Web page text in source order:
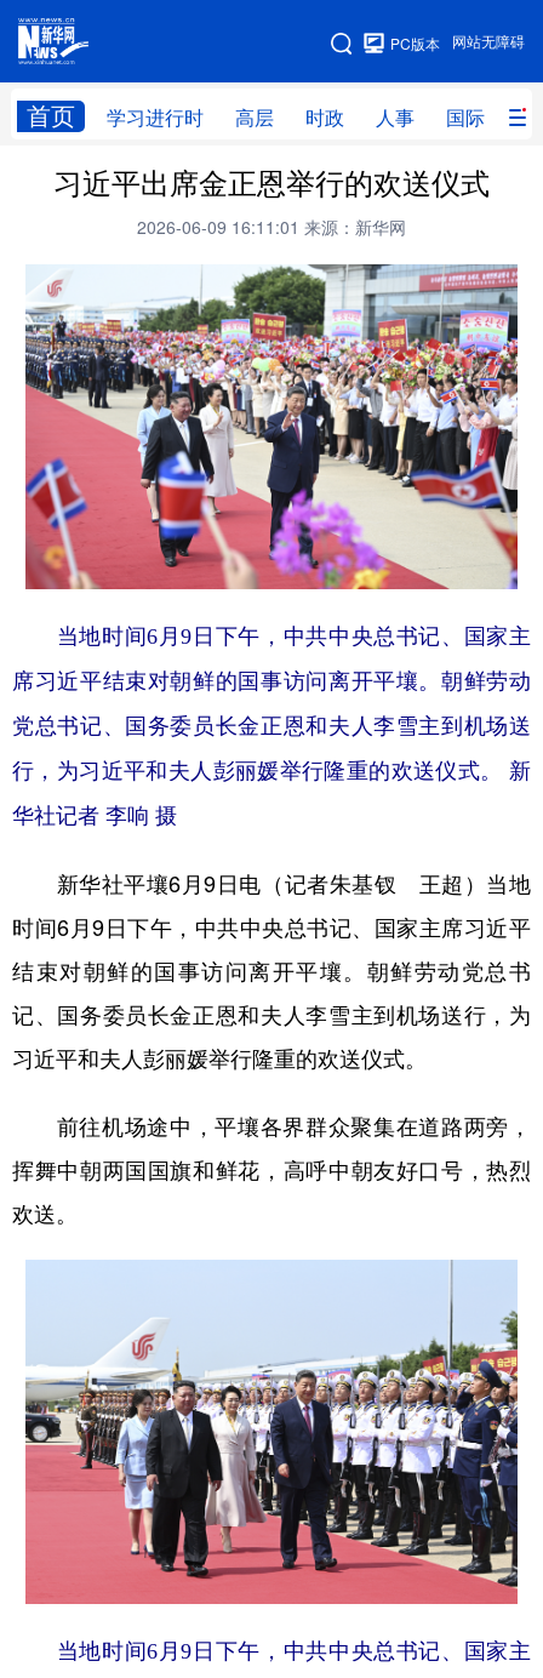
网站无障碍
PC版本
首页 学习进行时 高层 时政 人事 国际 财
网站地图
学习进行时 高层 时政 人事
财经 网评
思客智库 全球连线 教育
科技 科创 量子 体育
文化 书画 健康 军事
视频 图片 政务
法律 中央文件 汽车
食品 人居 信息化 数字经济
学术中国 乡村振兴 银龄 溯源中国
城市 旅游 能源 会展
彩票 娱乐 时尚 悦读
公益 一带一路 亚太网 上市公司
地方频道
北京 天津 河北 山西
辽宁 吉林 江苏
广东 广西 海南 重庆
多语种频道
English Español Français عربى
Русский язык 日本語 한국어
Português
习近平出席金正恩举行的欢送仪式
2026-06-09 16:11:01 来源：新华网
当地时间6月9日下午，中共中央总书记、国家主
席习近平结束对朝鲜的国事访问离开平壤。朝鲜劳动
党总书记、国务委员长金正恩和夫人李雪主到机场送
行，为习近平和夫人彭丽媛举行隆重的欢送仪式。 新
华社记者 李响 摄
新华社平壤6月9日电（记者朱基钗 王超）当地
时间6月9日下午，中共中央总书记、国家主席习近平
结束对朝鲜的国事访问离开平壤。朝鲜劳动党总书
记、国务委员长金正恩和夫人李雪主到机场送行，为
习近平和夫人彭丽媛举行隆重的欢送仪式。
前往机场途中，平壤各界群众聚集在道路两旁，
挥舞中朝两国国旗和鲜花，高呼中朝友好口号，热烈
欢送。
当地时间6月9日下午，中共中央总书记、国家主